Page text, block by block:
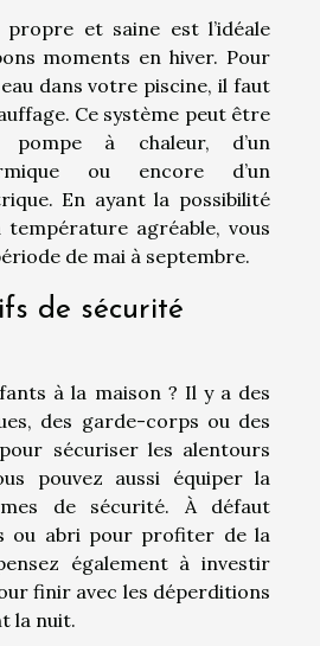
propre et saine est l’idéale
moments en hiver. Pour
dans votre piscine, il faut
Ce système peut être
pompe à chaleur, d’un
ou encore d’un
En ayant la possibilité
température agréable, vous
de mai à septembre.
de sécurité
à la maison ? Il y a des
des garde-corps ou des
sécuriser les alentours
pouvez aussi équiper la
de sécurité. À défaut
ou abri pour profiter de la
également à investir
finir avec les déperditions
la nuit.